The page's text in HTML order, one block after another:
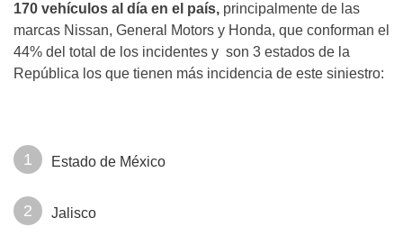
170 vehículos al día en el país, principalmente de las
marcas Nissan, General Motors y Honda, que conforman el
44% del total de los incidentes y son 3 estados de la
República los que tienen más incidencia de este siniestro:
Estado de México
Jalisco